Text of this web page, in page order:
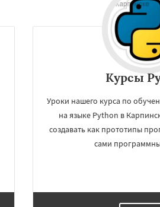
Курсы
Уроки нашего курса по
на языке Python в
создавать как прототипы
сами